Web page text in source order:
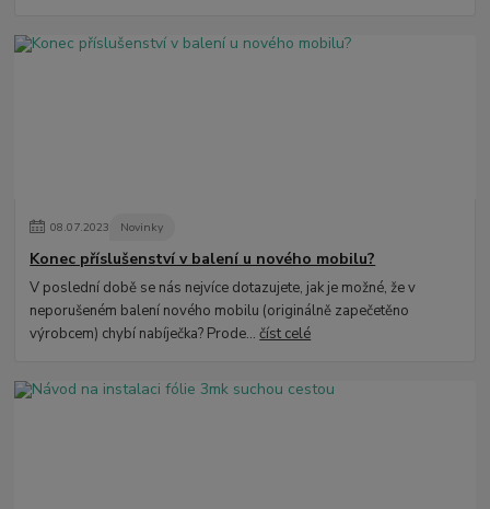
08.07.2023 Novinky
Konec příslušenství v balení u nového mobilu?
V poslední době se nás nejvíce dotazujete, jak je možné, že v
neporušeném balení nového mobilu (originálně zapečetěno
výrobcem) chybí nabíječka? Prode...číst celé